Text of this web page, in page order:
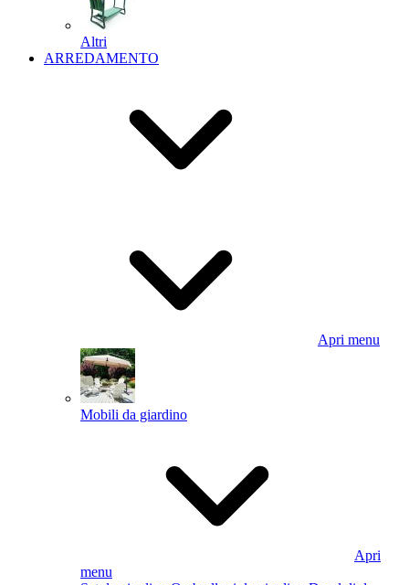
Altri
ARREDAMENTO
Apri menu
Mobili da giardino
Apri
menu